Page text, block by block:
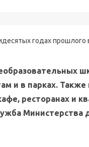
и в парках.
ресторанах и
Министерства